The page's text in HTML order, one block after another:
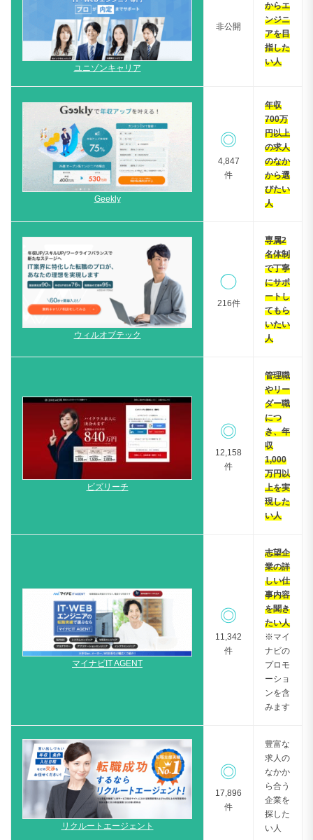
ユニゾンキャリア
非公開
からエ
ンジニ
アを目
指した
い人
Geekly
◎
4,847
件
年収
700万
円以上
の求人
のなか
から選
びたい
人
ウィルオブテック
◯
216件
専属2
名体制
で丁寧
にサポ
ートし
てもら
いたい
人
ビズリーチ
◎
12,158
件
管理職
やリー
ダー職
につ
き、年
収
1,000
万円以
上を実
現した
い人
マイナビIT AGENT
◎
11,342
件
志望企
業の詳
しい仕
事内容
を聞き
たい人
※マイ
ナビの
プロモ
ーショ
ンを含
みます
リクルートエージェント
◎
17,896
件
豊富な
求人の
なかか
ら合う
企業を
探した
い人